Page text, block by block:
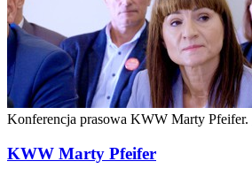
Konferencja prasowa KWW Marty Pfeifer.
KWW Marty Pfeifer